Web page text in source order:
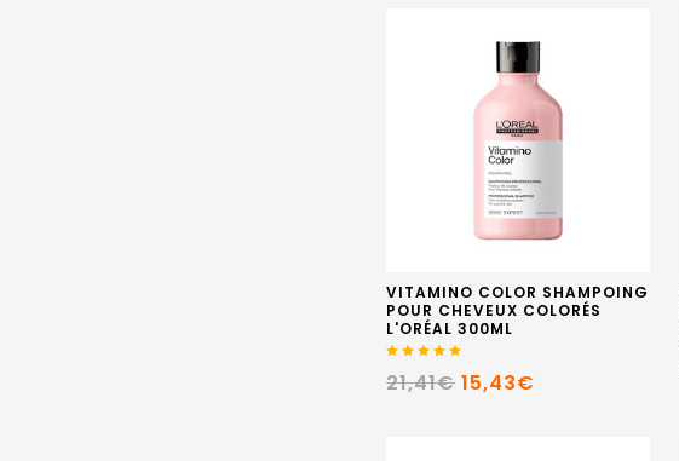
VITAMINO COLOR SHAMPOING
POUR CHEVEUX COLORÉS
L'ORÉAL 300ML
21,41€ 15,43€